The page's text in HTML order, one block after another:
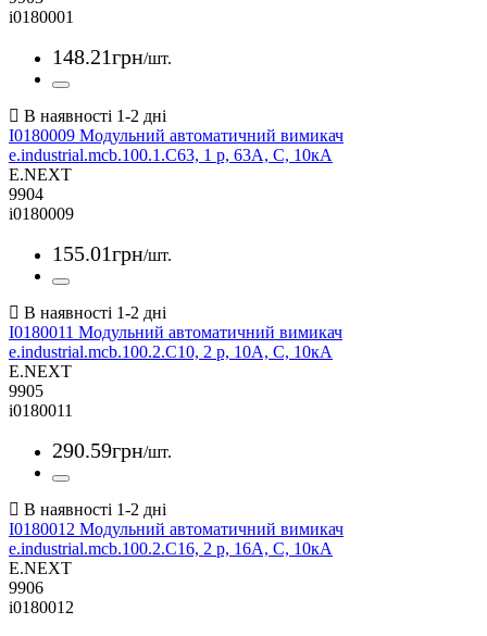
i0180001
148.21грн/шт.
I0180009 Модульний автоматичний вимикач
e.industrial.mcb.100.1.C63, 1 р, 63А, C, 10кА
E.NEXT
9904
i0180009
155.01грн/шт.
I0180011 Модульний автоматичний вимикач
e.industrial.mcb.100.2.C10, 2 р, 10А, C, 10кА
E.NEXT
9905
i0180011
290.59грн/шт.
I0180012 Модульний автоматичний вимикач
e.industrial.mcb.100.2.C16, 2 р, 16А, C, 10кА
E.NEXT
9906
i0180012